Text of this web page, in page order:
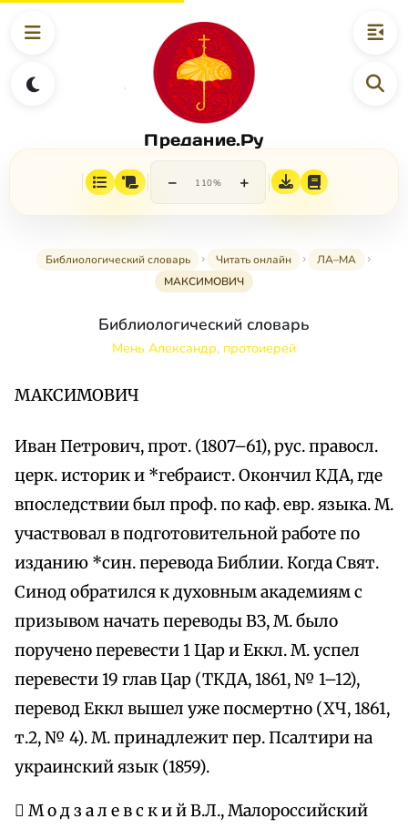
Предание.Ру
− 110% +
Библиологический словарь Читать онлайн
ЛА–МА
МАКСИМОВИЧ
Библиологический словарь
Мень Александр, протоиерей
МАКСИМОВИЧ
Иван Петрович, прот. (1807–61), рус. правосл.
церк. историк и *гебраист. Окончил КДА, где
впоследствии был проф. по каф. евр. языка. М.
участвовал в подготовительной работе по
изданию *син. перевода Библии. Когда Свят.
Синод обратился к духовным академиям с
призывом начать переводы ВЗ, М. было
поручено перевести 1 Цар и Еккл. М. успел
перевести 19 глав Цар (ТКДА, 1861, № 1–12),
перевод Еккл вышел уже посмертно (ХЧ, 1861,
т.2, № 4). М. принадлежит пер. Псалтири на
украинский язык (1859).
 М о д з а л е в с к и й В.Л., Малороссийский